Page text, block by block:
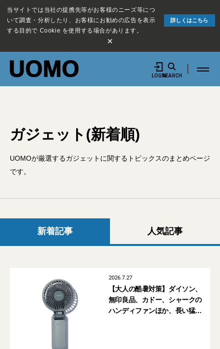
当サイトでは当社の提携先等がお客様のニーズ等につ
いて調査・分析したり、お客様にお勧めの広告を表示
する目的で Cookie を使用する場合があります。
詳しくはこちら
×
LOGINSEARCH
ガジェット(新着順)
UOMOが厳選するガジェットに関するトピックスのまとめページ
です。
新着記事 人気記事
2026.7.27
【大人の酷暑対策】ダイソン、
無印良品、カドー、シャークの
ハンディファンほか、長い猛暑